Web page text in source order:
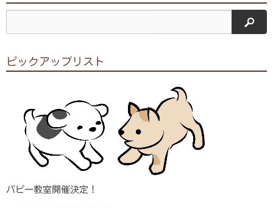
サ
ピックアップリスト
パピー教室開催決定！